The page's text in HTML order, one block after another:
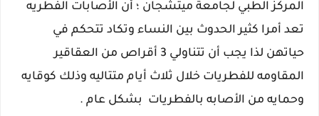
المركز الطبي لجامعة ميتشجان ؛ أن الأصابات الفطريه
تعد أمرا كثير الحدوث بين النساء وتكاد تتحكم في
حياتهن لذا يجب أن تتناولي 3 أقراص من العقاقير
المقاومه للفطريات خلال ثلاث أيام متتاليه وذلك كوقايه
وحمايه من الأصابه بالفطريات بشكل عام .